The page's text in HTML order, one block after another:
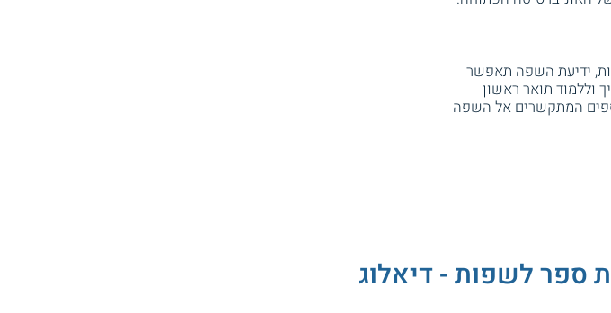
ידיעת השפה תאפשר
תואר ראשון
המתקשרים אל השפה
ספר לשפות - דיאלוג